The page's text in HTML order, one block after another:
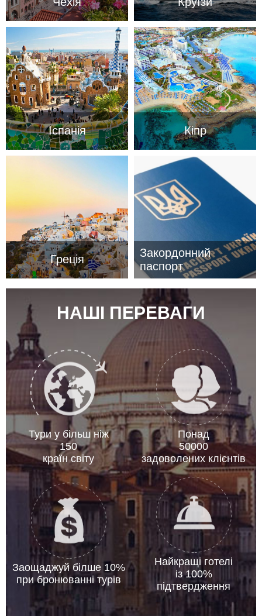
Іспанія Кіпр
Греція
Закордонний
паспорт
НАШІ ПЕРЕВАГИ
Тури у більш ніж
150
країн світу
Понад
50000
задоволених клієнтів
Заощаджуй білше 10%
при бронюванні турів
Найкращі готелі
із 100%
підтвердження